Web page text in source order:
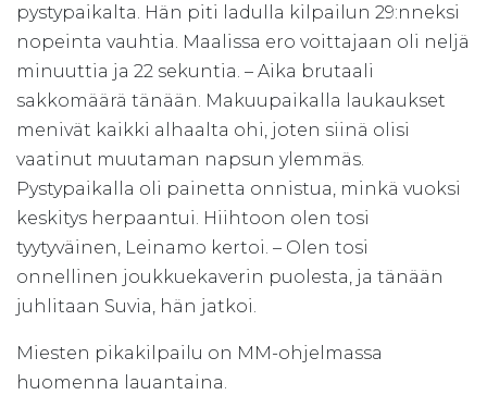
pystypaikalta. Hän piti ladulla kilpailun 29:nneksi
nopeinta vauhtia. Maalissa ero voittajaan oli neljä
minuuttia ja 22 sekuntia. – Aika brutaali
sakkomäärä tänään. Makuupaikalla laukaukset
menivät kaikki alhaalta ohi, joten siinä olisi
vaatinut muutaman napsun ylemmäs.
Pystypaikalla oli painetta onnistua, minkä vuoksi
keskitys herpaantui. Hiihtoon olen tosi
tyytyväinen, Leinamo kertoi. – Olen tosi
onnellinen joukkuekaverin puolesta, ja tänään
juhlitaan Suvia, hän jatkoi.
Miesten pikakilpailu on MM-ohjelmassa
huomenna lauantaina.